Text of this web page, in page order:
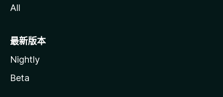
All
最新版本
Nightly
Beta